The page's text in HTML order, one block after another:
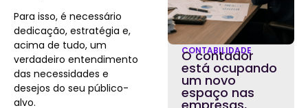
Para isso, é necessário
dedicação, estratégia e,
acima de tudo, um
verdadeiro entendimento
das necessidades e
desejos do seu público-
alvo.
CONTABILIDADE
O contador
está ocupando
um novo
espaço nas